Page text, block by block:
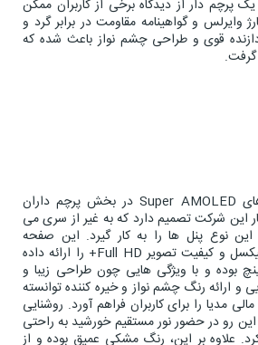
پرچم دار از دیدگاه برخی از کاربران ممکن
وایرلس و گواهینامه مقاومت در برابر گرد و
قوی و طراحی چشم نواز باعث شده که
گرفت.
در حال حاضر، نمایشگرهای Super AMOLED در بخش پرچم داران
این شرکت تصمیم دارد که به غیر از سری می
این نوع پنل ها را به کار گیرد. این صفحه
رزولوشن 1080×2340 پیکسل و کیفیت تصویر Full HD+ را ارائه داده
اندازه آن 6.39 اینچ بوده و با ویژگی هایی چون طراحی زیبا و
و ارائه رنگ چشم نواز و خیره کننده توانسته
مدیا را برای کاربران فراهم آورد. روشنایی
از این رو در حضور نور مستقیم خورشید به راحتی
علاوه بر این، رنگ مشکی عمیق بوده و از